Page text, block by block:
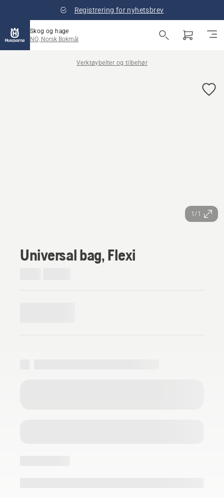
Registrering for nyhetsbrev
Skog og hage
NO, Norsk Bokmål
Verktøybelter og tilbehør
1/1
Universal bag, Flexi